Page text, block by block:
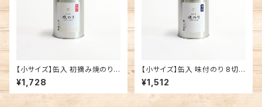
【小サイズ】缶入 初摘み焼のり
8切64枚 有明海産 焼海苔
¥1,728
【小サイズ】缶入 味付のり 8切6
4枚 有明海産 焼海苔
¥1,512